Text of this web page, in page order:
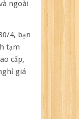
ngoài
4, bạn
tạm
cấp,
giá